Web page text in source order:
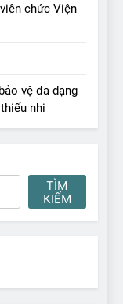
chức Viện
vệ đa dạng
nhi
TÌM
KIẾM